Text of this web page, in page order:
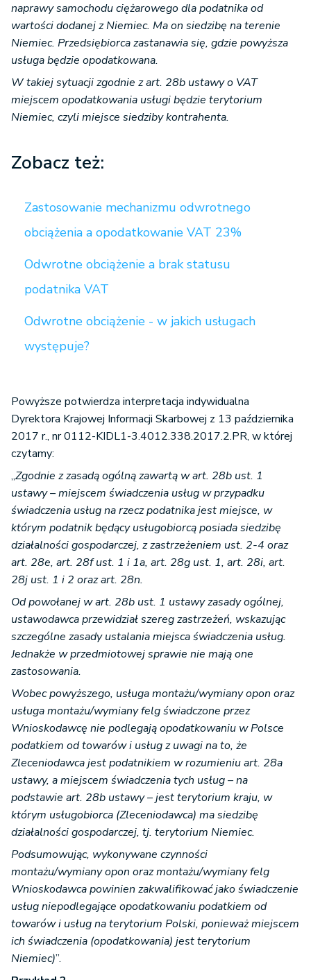
naprawy samochodu ciężarowego dla podatnika od
wartości dodanej z Niemiec. Ma on siedzibę na terenie
Niemiec. Przedsiębiorca zastanawia się, gdzie powyższa
usługa będzie opodatkowana.
W takiej sytuacji zgodnie z art. 28b ustawy o VAT
miejscem opodatkowania usługi będzie terytorium
Niemiec, czyli miejsce siedziby kontrahenta.
Zobacz też:
Zastosowanie mechanizmu odwrotnego
obciążenia a opodatkowanie VAT 23%
Odwrotne obciążenie a brak statusu
podatnika VAT
Odwrotne obciążenie - w jakich usługach
występuje?
Powyższe potwierdza interpretacja indywidualna
Dyrektora Krajowej Informacji Skarbowej z 13 października
2017 r., nr 0112-KIDL1-3.4012.338.2017.2.PR, w której
czytamy:
„Zgodnie z zasadą ogólną zawartą w art. 28b ust. 1
ustawy – miejscem świadczenia usług w przypadku
świadczenia usług na rzecz podatnika jest miejsce, w
którym podatnik będący usługobiorcą posiada siedzibę
działalności gospodarczej, z zastrzeżeniem ust. 2-4 oraz
art. 28e, art. 28f ust. 1 i 1a, art. 28g ust. 1, art. 28i, art.
28j ust. 1 i 2 oraz art. 28n.
Od powołanej w art. 28b ust. 1 ustawy zasady ogólnej,
ustawodawca przewidział szereg zastrzeżeń, wskazując
szczególne zasady ustalania miejsca świadczenia usług.
Jednakże w przedmiotowej sprawie nie mają one
zastosowania.
Wobec powyższego, usługa montażu/wymiany opon oraz
usługa montażu/wymiany felg świadczone przez
Wnioskodawcę nie podlegają opodatkowaniu w Polsce
podatkiem od towarów i usług z uwagi na to, że
Zleceniodawca jest podatnikiem w rozumieniu art. 28a
ustawy, a miejscem świadczenia tych usług – na
podstawie art. 28b ustawy – jest terytorium kraju, w
którym usługobiorca (Zleceniodawca) ma siedzibę
działalności gospodarczej, tj. terytorium Niemiec.
Podsumowując, wykonywane czynności
montażu/wymiany opon oraz montażu/wymiany felg
Wnioskodawca powinien zakwalifikować jako świadczenie
usług niepodlegające opodatkowaniu podatkiem od
towarów i usług na terytorium Polski, ponieważ miejscem
ich świadczenia (opodatkowania) jest terytorium
Niemiec)”.